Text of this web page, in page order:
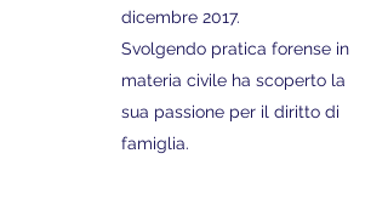
dicembre 2017.
Svolgendo pratica forense in
materia civile ha scoperto la
sua passione per il diritto di
famiglia.